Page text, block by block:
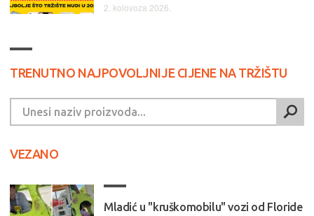
2. kolovoza 2026.
TRENUTNO NAJPOVOLJNIJE CIJENE NA TRŽIŠTU
VEZANO
Mladić u "kruškomobilu" vozi od Floride